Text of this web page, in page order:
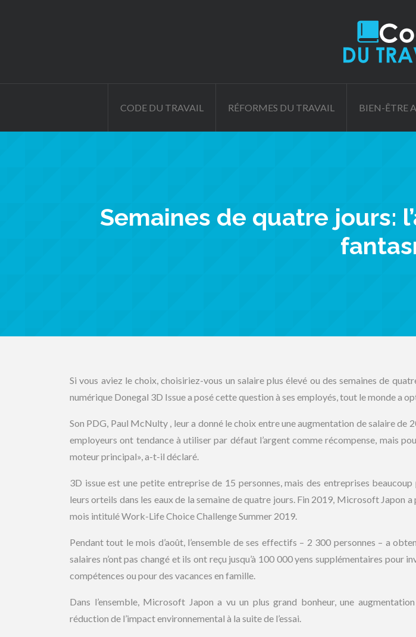
CODE DU TRAVAIL RÉFORMES DU TRAVAIL BIEN-ÊTRE
Semaines de quatre jours:
Si vous aviez le choix, choisiriez-vous un salaire plus élevé ou des semaines de
numérique Donegal 3D Issue a posé cette question à ses employés, tout le monde a
Son PDG, Paul McNulty , leur a donné le choix entre une augmentation de salaire de
employeurs ont tendance à utiliser par défaut l’argent comme récompense, mais
moteur principal», a-t-il déclaré.
3D issue est une petite entreprise de 15 personnes, mais des entreprises
leurs orteils dans les eaux de la semaine de quatre jours. Fin 2019, Microsoft Japon a
mois intitulé Work-Life Choice Challenge Summer 2019.
Pendant tout le mois d’août, l’ensemble de ses effectifs – 2 300 personnes – a
salaires n’ont pas changé et ils ont reçu jusqu’à 100 000 yens supplémentaires pour
compétences ou pour des vacances en famille.
Dans l’ensemble, Microsoft Japon a vu un plus grand bonheur, une
réduction de l’impact environnemental à la suite de l’essai.